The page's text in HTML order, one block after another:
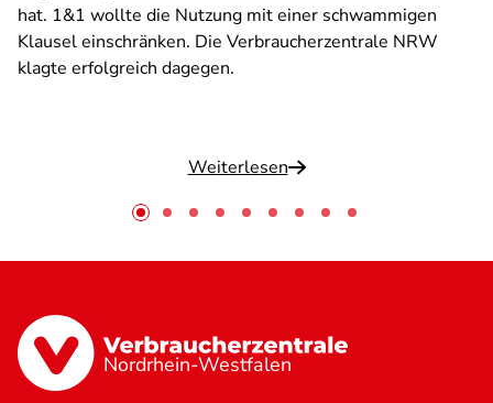
hat. 1&1 wollte die Nutzung mit einer schwammigen
Klausel einschränken. Die Verbraucherzentrale NRW
klagte erfolgreich dagegen.
Weiterlesen
Nordrhein-Westfalen